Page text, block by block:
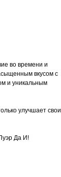
во времени и
вкусом с
и уникальным
улучшает свои
Да И!